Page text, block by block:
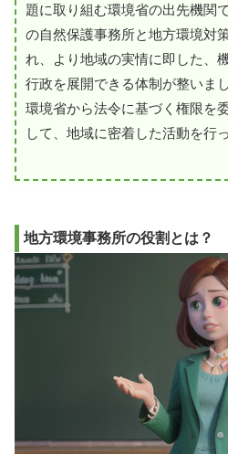
題に取り組む環境省の出先機関
の自然保護事務所と地方環境対
れ、より地域の実情に即した、
行政を展開できる体制が整いま
環境省から法令に基づく権限を
して、地域に密着した活動を行
地方環境事務所の役割とは？